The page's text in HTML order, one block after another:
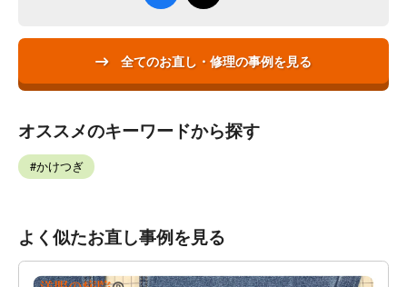
全てのお直し・修理の事例を見る
オススメのキーワードから探す
かけつぎ
よく似たお直し事例を見る